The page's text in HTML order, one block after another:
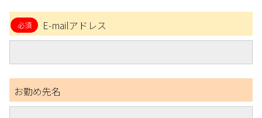
E-mailアドレス
お勤め先名